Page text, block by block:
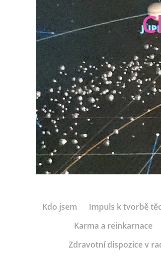
Kdo jsem Impuls k tvorbě
Karma a reinkarnace
Zdravotní dispozice v